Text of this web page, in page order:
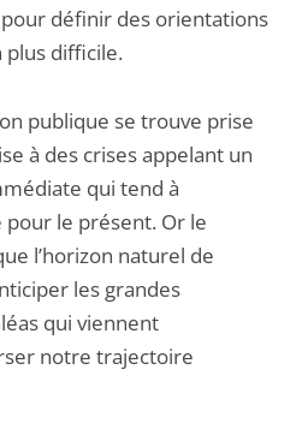
définir des orientations
plus difficile.
publique se trouve prise
à des crises appelant un
qui tend à
le présent. Or le
l’horizon naturel de
les grandes
qui viennent
notre trajectoire